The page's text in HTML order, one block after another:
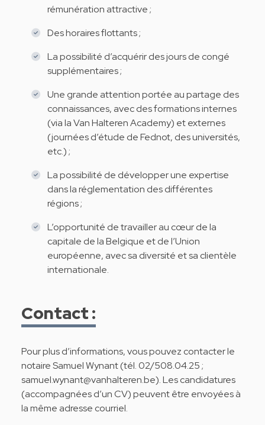
rémunération attractive ;
Des horaires flottants ;
La possibilité d’acquérir des jours de congé
supplémentaires ;
Une grande attention portée au partage des
connaissances, avec des formations internes
(via la Van Halteren Academy) et externes
(journées d’étude de Fednot, des universités,
etc.) ;
La possibilité de développer une expertise
dans la réglementation des différentes
régions ;
L’opportunité de travailler au cœur de la
capitale de la Belgique et de l’Union
européenne, avec sa diversité et sa clientèle
internationale.
Contact :
Pour plus d’informations, vous pouvez contacter le
notaire Samuel Wynant (tél. 02/508.04.25 ;
samuel.wynant@vanhalteren.be). Les candidatures
(accompagnées d’un CV) peuvent être envoyées à
la même adresse courriel.